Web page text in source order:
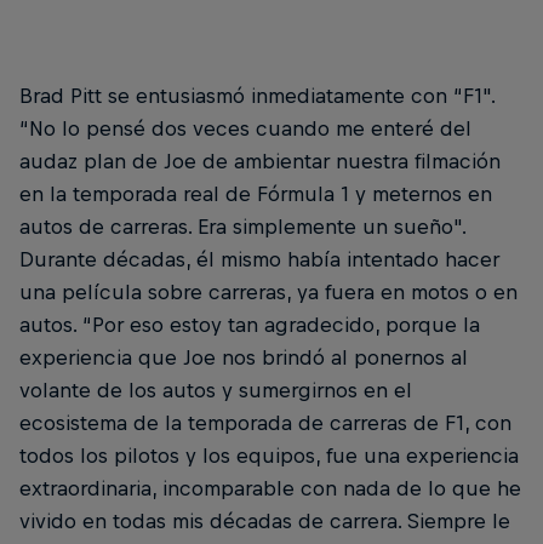
Brad Pitt se entusiasmó inmediatamente con “F1".
“No lo pensé dos veces cuando me enteré del
audaz plan de Joe de ambientar nuestra filmación
en la temporada real de Fórmula 1 y meternos en
autos de carreras. Era simplemente un sueño".
Durante décadas, él mismo había intentado hacer
una película sobre carreras, ya fuera en motos o en
autos. “Por eso estoy tan agradecido, porque la
experiencia que Joe nos brindó al ponernos al
volante de los autos y sumergirnos en el
ecosistema de la temporada de carreras de F1, con
todos los pilotos y los equipos, fue una experiencia
extraordinaria, incomparable con nada de lo que he
vivido en todas mis décadas de carrera. Siempre le